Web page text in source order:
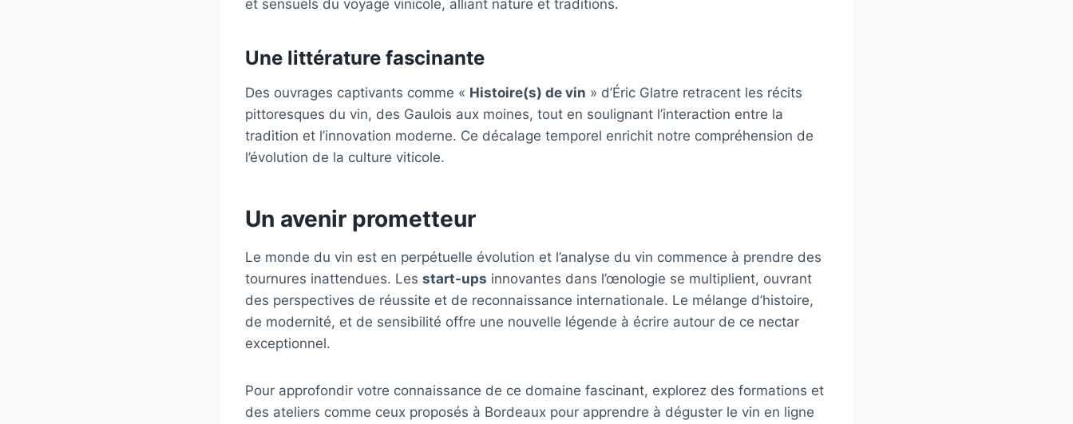
et sensuels du voyage vinicole, alliant nature et traditions.
Une littérature fascinante
Des ouvrages captivants comme « Histoire(s) de vin » d’Éric Glatre retracent les récits
pittoresques du vin, des Gaulois aux moines, tout en soulignant l’interaction entre la
tradition et l’innovation moderne. Ce décalage temporel enrichit notre compréhension de
l’évolution de la culture viticole.
Un avenir prometteur
Le monde du vin est en perpétuelle évolution et l’analyse du vin commence à prendre des
tournures inattendues. Les start-ups innovantes dans l’œnologie se multiplient, ouvrant
des perspectives de réussite et de reconnaissance internationale. Le mélange d’histoire,
de modernité, et de sensibilité offre une nouvelle légende à écrire autour de ce nectar
exceptionnel.
Pour approfondir votre connaissance de ce domaine fascinant, explorez des formations et
des ateliers comme ceux proposés à Bordeaux pour apprendre à déguster le vin en ligne